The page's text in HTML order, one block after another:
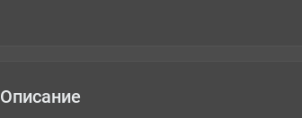
Описание